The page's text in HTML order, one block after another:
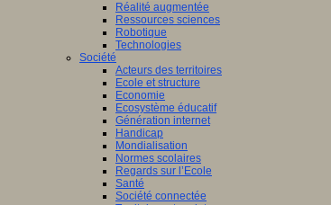
Réalité augmentée
Ressources sciences
Robotique
Technologies
Société
Acteurs des territoires
Ecole et structure
Economie
Ecosystème éducatif
Génération internet
Handicap
Mondialisation
Normes scolaires
Regards sur l’Ecole
Santé
Société connectée